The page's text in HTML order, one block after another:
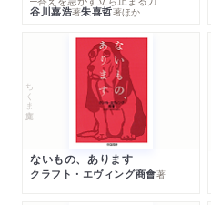
谷川嘉浩著朱喜哲著ほか
ちくま文庫
ないもの、あります
クラフト・エヴィング商會著